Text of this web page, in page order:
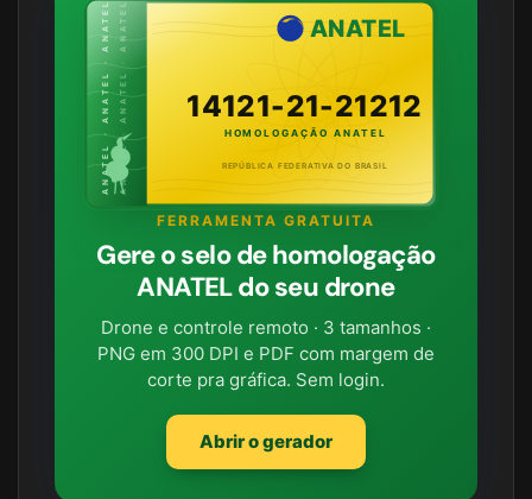
ANATEL · ANATEL · ANATELANATEL · ANATEL · ANATEL ANATEL
14121-21-21212
HOMOLOGAÇÃO ANATEL
REPÚBLICA FEDERATIVA DO BRASIL
FERRAMENTA GRATUITA
Gere o selo de homologação
ANATEL do seu drone
Drone e controle remoto · 3 tamanhos ·
PNG em 300 DPI e PDF com margem de
corte pra gráfica. Sem login.
Abrir o gerador